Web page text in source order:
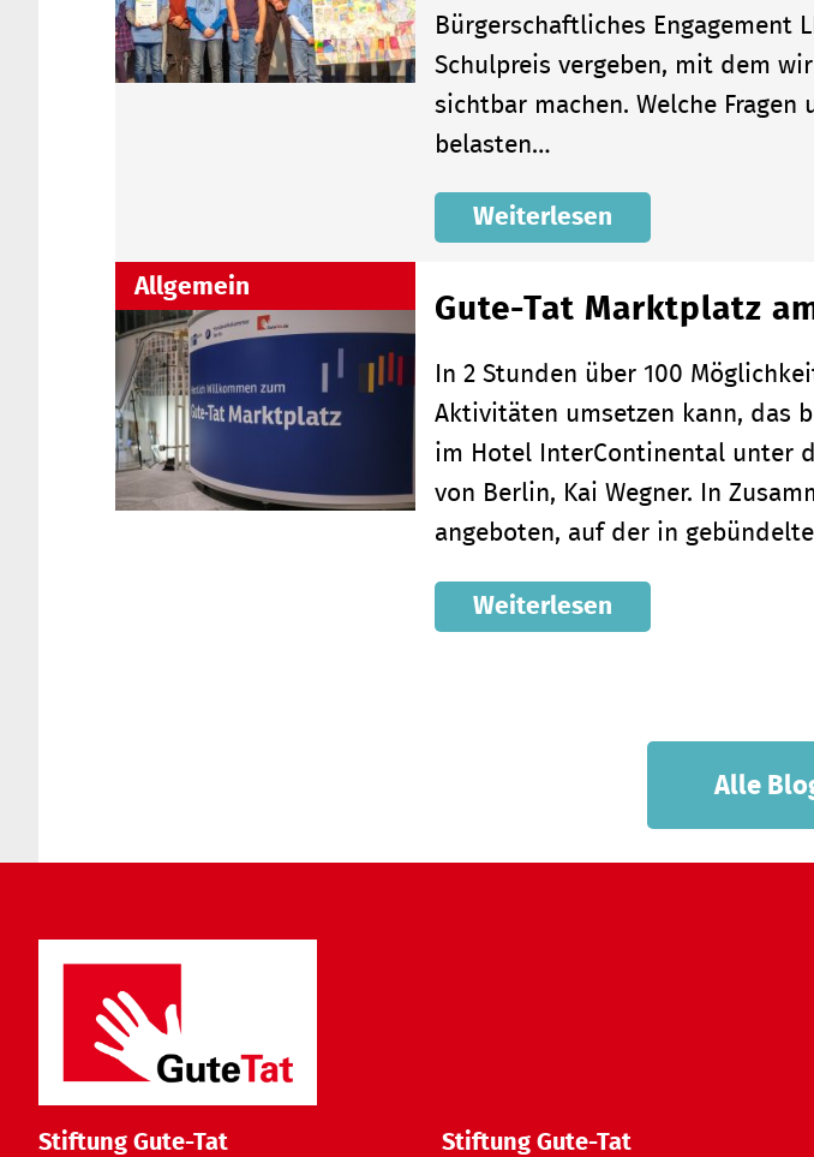
Bürgerschaftliches Engagement
Schulpreis vergeben, mit dem
sichtbar machen. Welche
belasten…
Weiterlesen
Allgemein
Gute-Tat Marktplatz
In 2 Stunden über 100
Aktivitäten umsetzen kann, das
im Hotel InterContinental unter
von Berlin, Kai Wegner. In
angeboten, auf der in
Weiterlesen
Alle
Stiftung Gute-Tat Stiftung Gute-Tat